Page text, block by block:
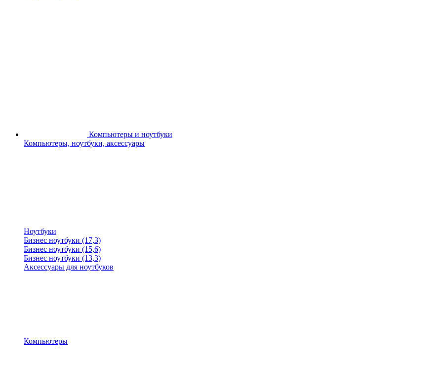
Компьютеры и ноутбуки
Компьютеры, ноутбуки, аксессуары
Ноутбуки
Бизнес ноутбуки (17,3)
Бизнес ноутбуки (15,6)
Бизнес ноутбуки (13,3)
Аксессуары для ноутбуков
Компьютеры